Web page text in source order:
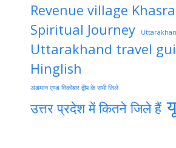
Revenue village
Spiritual Journey
Uttarakhand travel
Hinglish
अंडमान एण्ड निकोबार द्वीप के सभी जिले
उत्तर प्रदेश में कितने जिले हैं